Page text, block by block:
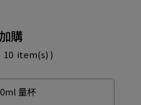
購
10 item(s) )
量杯